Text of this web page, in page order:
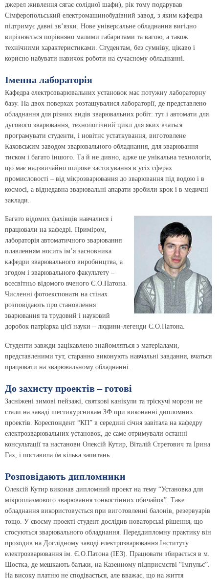
джерел живлення сягає солідної шафи), рік тому подарував
Сімферопольський електромашинобудівний завод, з яким кафедра
підтримує давні зв’язки. Нове універсальне обладнання вигідно
вирізняється порівняно малими габаритами та вагою, а також
технічними характеристиками. Студентам, без сумніву, цікаво і
корисно набувати навичок роботи на сучасному обладнанні.
Іменна лабораторія
Кафедра електрозварювальних установок має потужну лабораторну
базу. На двох поверхах розташувалися лабораторії, де представлено
обладнання для різних видів зварювальних робіт: тут і автомати для
дугового зварювання, технологічний цикл для яких вчаться
програмувати студенти, і новітнє устаткування, виготовлене
Каховським заводом зварювального обладнання, для зварювання
тиском і багато іншого. Та й не дивно, адже це унікальна технологія,
що має надзвичайно широке застосування в усіх сферах
промисловості – від мікрозварювання до зварювання під водою і в
космосі, а віднедавна зварювальні апарати зробили крок і в медичні
заклади.
Багато відомих фахівців навчалися і
працювали на кафедрі. Приміром,
лабораторія автоматичного зварювання
плавленням носить ім’я засновника
кафедри зварювального виробництва, а
згодом і зварювального факультету –
всесвітньо відомого вченого Є.О.Патона.
Численні фотоекспонати на стінах
розповідають про становлення
зварювання та трудовий і науковий
доробок патріарха цієї науки – людини-легенди Є.О.Патона.
Студенти завжди зацікавлено знайомляться з матеріалами,
представленими тут, старанно виконують навчальні завдання, вчаться
працювати на зварювальному обладнанні.
До захисту проектів – готові
Засніжені зимові пейзажі, святкові канікули та тріскучі морози не
стали на заваді шестикурсникам ЗФ при виконанні дипломних
проектів. Кореспондент “КП” в середині січня завітала на кафедру
електрозварювальних установок, де саме отримували останні
консультації та настанови Олексій Кутир, Віталій Стретович та Ірина
Гах, і поставила їм кілька запитань.
Розповідають дипломники
Олексій Кутир виконав дипломний проект на тему “Установка для
мікроплазмового зварювання тонкостінних обичайок”. Таке
обладнання використовується при виготовленні балонів, резервуарів
тощо. У своєму проекті студент дослідив новаторські рішення, що
стосуються зварювального обладнання. Переддипломну практику він
проходив на Дослідному заводі електрозварювання Інституту
електрозварювання ім. Є.О.Патона (ІЕЗ). Працювати збирається в м.
Шостка, де мешкають батьки, на Казенному підприємстві “Імпульс”.
На високу платню не сподівається, але вважає, що на життя